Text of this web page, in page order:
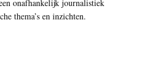
onafhankelijk journalistiek
thema’s en inzichten.